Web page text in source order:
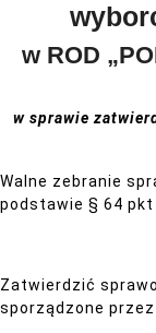
w ROD
w sprawie
Walne zebranie
podstawie § 64
Zatwierdzić
sporządzone